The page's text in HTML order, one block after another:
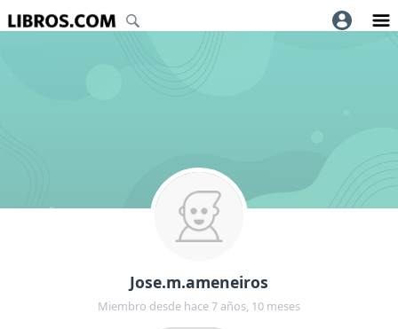
Jose.m.ameneiros
Miembro desde hace 7 años, 10 meses